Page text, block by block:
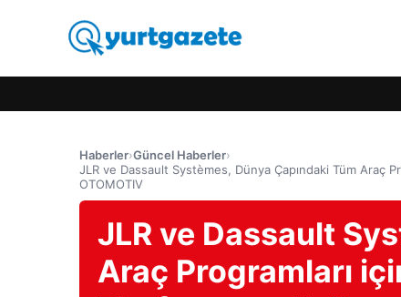
Haberler›Güncel Haberler›
JLR ve Dassault Systèmes, Dünya Çapındaki Tüm Araç
OTOMOTIV
JLR ve Dassault
Araç Programları